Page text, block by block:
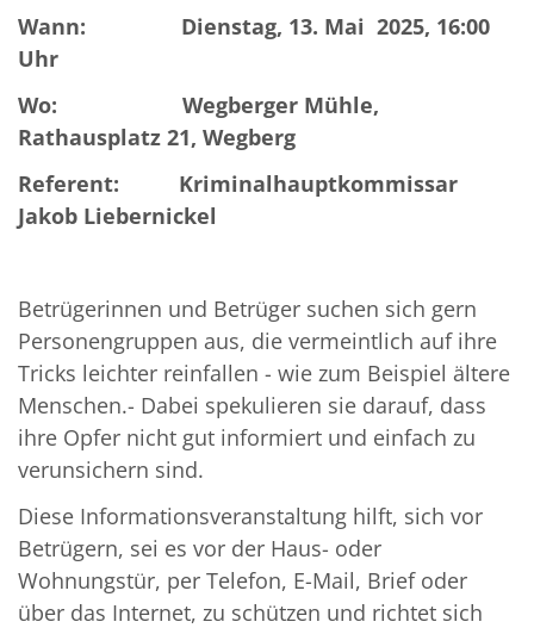
Wann: Dienstag, 13. Mai 2025, 16:00
Uhr
Wo: Wegberger Mühle,
Rathausplatz 21, Wegberg
Referent: Kriminalhauptkommissar
Jakob Liebernickel
Betrügerinnen und Betrüger suchen sich gern
Personengruppen aus, die vermeintlich auf ihre
Tricks leichter reinfallen - wie zum Beispiel ältere
Menschen.- Dabei spekulieren sie darauf, dass
ihre Opfer nicht gut informiert und einfach zu
verunsichern sind.
Diese Informationsveranstaltung hilft, sich vor
Betrügern, sei es vor der Haus- oder
Wohnungstür, per Telefon, E-Mail, Brief oder
über das Internet, zu schützen und richtet sich